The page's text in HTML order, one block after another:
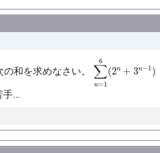
和を求めなさい。
6
∑
n=1
(2n + 3n−1 )
∑n
...